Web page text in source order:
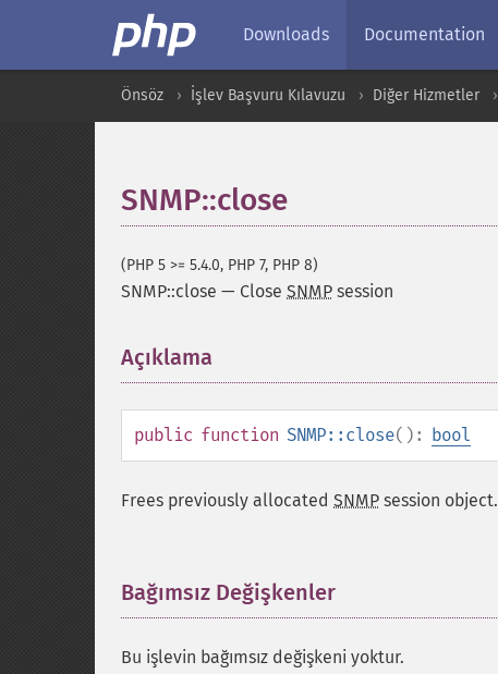
Downloads Documentation
Önsöz İşlev Başvuru Kılavuzu Diğer Hizmetler
SNMP::close
(PHP 5 >= 5.4.0, PHP 7, PHP 8)
SNMP::close — Close SNMP session
Açıklama
public function SNMP::close(): bool
Frees previously allocated SNMP session object.
Bağımsız Değişkenler
Bu işlevin bağımsız değişkeni yoktur.